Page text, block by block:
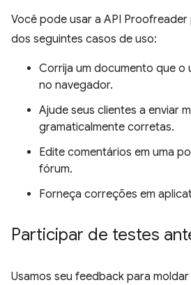
Você pode usar a API Proofreader
dos seguintes casos de uso:
Corrija um documento que o
no navegador.
Ajude seus clientes a enviar
gramaticalmente corretas.
Edite comentários em uma
fórum.
Forneça correções em
Participar de testes
Usamos seu feedback para